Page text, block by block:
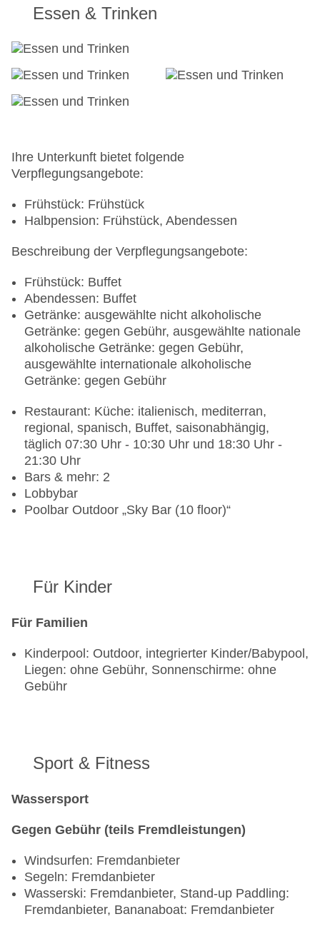
Essen & Trinken
Ihre Unterkunft bietet folgende
Verpflegungsangebote:
Frühstück: Frühstück
Halbpension: Frühstück, Abendessen
Beschreibung der Verpflegungsangebote:
Frühstück: Buffet
Abendessen: Buffet
Getränke: ausgewählte nicht alkoholische
Getränke: gegen Gebühr, ausgewählte nationale
alkoholische Getränke: gegen Gebühr,
ausgewählte internationale alkoholische
Getränke: gegen Gebühr
Restaurant: Küche: italienisch, mediterran,
regional, spanisch, Buffet, saisonabhängig,
täglich 07:30 Uhr - 10:30 Uhr und 18:30 Uhr -
21:30 Uhr
Bars & mehr: 2
Lobbybar
Poolbar Outdoor „Sky Bar (10 floor)“
Für Kinder
Für Familien
Kinderpool: Outdoor, integrierter Kinder/Babypool,
Liegen: ohne Gebühr, Sonnenschirme: ohne
Gebühr
Sport & Fitness
Wassersport
Gegen Gebühr (teils Fremdleistungen)
Windsurfen: Fremdanbieter
Segeln: Fremdanbieter
Wasserski: Fremdanbieter, Stand-up Paddling:
Fremdanbieter, Bananaboat: Fremdanbieter